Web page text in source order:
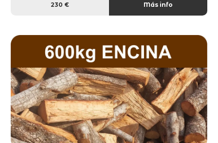
230 € Más info